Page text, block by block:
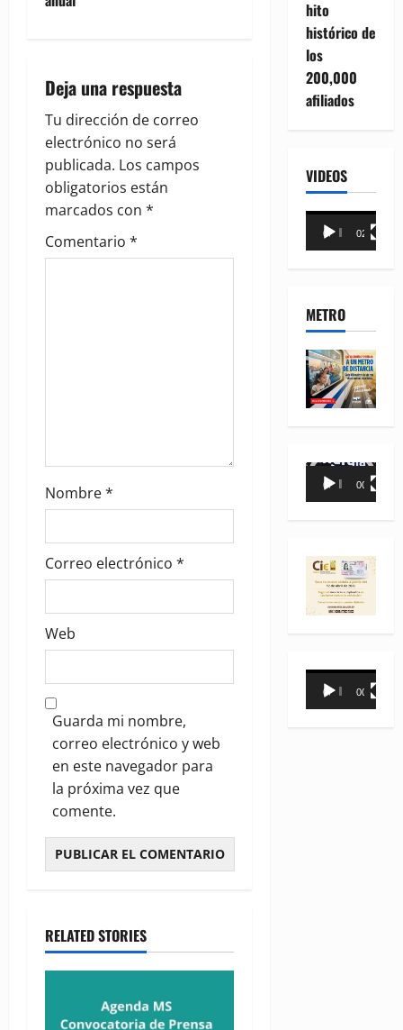
a
i
g
a
t
i
Deja una respuesta
Tu dirección de correo
electrónico no será
publicada. Los campos
obligatorios están
marcados con *
Comentario *
Nombre*
Correo electrónico *
Web
Guarda mi nombre,
correo electrónico y web
en este navegador para
la próxima vez que
comente.
RELATED STORIES
hito
histórico de
los
200,000
afiliados
VIDEOS
Reproductor
00:00 02:18
METRO
Reproductor
00:00 00:35
Reproductor
00:00 00:31